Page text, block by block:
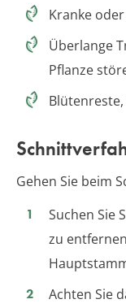
Kranke
Überlange
Pflanze
Gehen Sie beim
Suchen Sie
zu
Achten Sie